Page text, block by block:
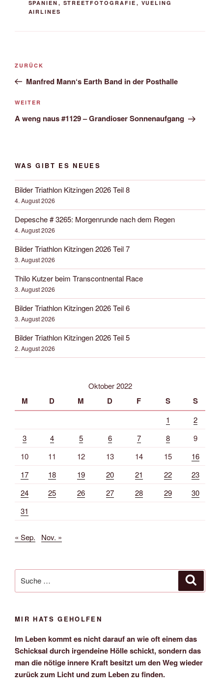
SPANIEN , STREETFOTOGRAFIE , VUELING
AIRLINES
Beitrags-
Vorheriger
Beitrag
ZURÜCK
Manfred Mann‘s Earth Band in der Posthalle
Nächster
Beitrag
WEITER
A weng naus #1129 – Grandioser Sonnenaufgang
WAS GIBT ES NEUES
Bilder Triathlon Kitzingen 2026 Teil 8
4. August 2026
Depesche # 3265: Morgenrunde nach dem Regen
4. August 2026
Bilder Triathlon Kitzingen 2026 Teil 7
3. August 2026
Thilo Kutzer beim Transcontnental Race
3. August 2026
Bilder Triathlon Kitzingen 2026 Teil 6
3. August 2026
Bilder Triathlon Kitzingen 2026 Teil 5
2. August 2026
Oktober 2022
M D M D F S S
1
2
3
4 5 6 7 8
9
10
11 12 13 14 15
16
17
18 19 20 21 22
23
24
25 26 27 28 29
30
31
« Sep. Nov. »
nach:
MIR HATS GEHOLFEN
Im Leben kommt es nicht darauf an wie oft einem das
Schicksal durch irgendeine Hölle schickt, sondern das
man die nötige innere Kraft besitzt um den Weg wieder
zurück zum Licht und zum Leben zu finden.